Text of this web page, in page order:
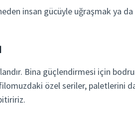
insan gücüyle uğraşmak ya
Bina güçlendirmesi için
özel seriler, paletlerini